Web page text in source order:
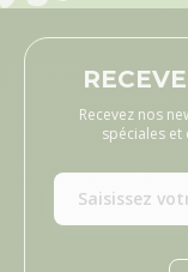
Recevez nos
spéciales